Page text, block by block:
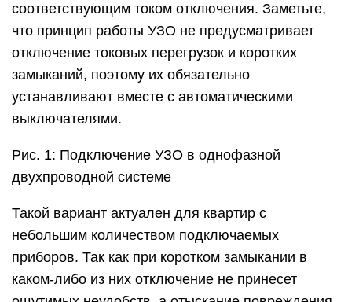
соответствующим током отключения. Заметьте,
что принцип работы УЗО не предусматривает
отключение токовых перегрузок и коротких
замыканий, поэтому их обязательно
устанавливают вместе с автоматическими
выключателями.
Рис. 1: Подключение УЗО в однофазной
двухпроводной системе
Такой вариант актуален для квартир с
небольшим количеством подключаемых
приборов. Так как при коротком замыкании в
каком-либо из них отключение не принесет